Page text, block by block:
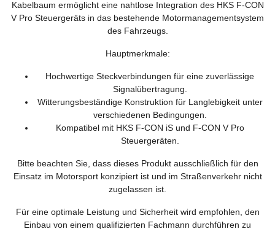
Kabelbaum ermöglicht eine nahtlose Integration des HKS F-CON
V Pro Steuergeräts in das bestehende Motormanagementsystem
des Fahrzeugs.
Hauptmerkmale:
Hochwertige Steckverbindungen für eine zuverlässige
Signalübertragung.
Witterungsbeständige Konstruktion für Langlebigkeit unter
verschiedenen Bedingungen.
Kompatibel mit HKS F-CON iS und F-CON V Pro
Steuergeräten.
Bitte beachten Sie, dass dieses Produkt ausschließlich für den
Einsatz im Motorsport konzipiert ist und im Straßenverkehr nicht
zugelassen ist.
Für eine optimale Leistung und Sicherheit wird empfohlen, den
Einbau von einem qualifizierten Fachmann durchführen zu